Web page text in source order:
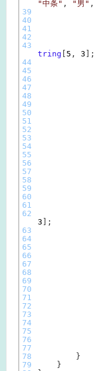
39
40
41
42
43
44
45
46
47
48
49
50
51
52
53
54
55
56
57
58
59
60
61
62
63
64
65
66
67
68
69
70
71
72
73
74
75
76
77
78
79
"中条" , "男" ,
tring
5 , 3
;
3
;
}
}